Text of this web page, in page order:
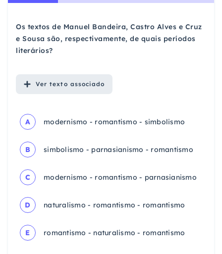
Os textos de Manuel Bandeira, Castro Alves e Cruz
e Sousa são, respectivamente, de quais períodos
literários?
Ver texto associado
A modernismo - romantismo - simbolismo
B simbolismo - parnasianismo - romantismo
C modernismo - romantismo - parnasianismo
D naturalismo - romantismo - romantismo
E romantismo - naturalismo - romantismo